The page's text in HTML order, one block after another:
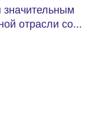
значительным
отрасли со...